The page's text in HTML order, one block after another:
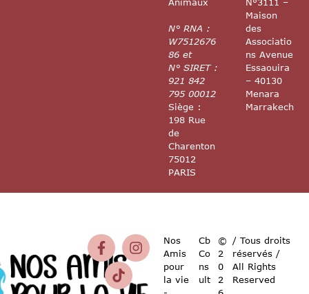
N° RNA :
W7512676
86 et
N° SIRET :
921 842
795 00012
Siège :
198 Rue
de
Charenton
75012
PARIS
N°3111 –
Maison
des
Associatio
ns Avenue
Essaouira
– 40130
Menara
Marrakech
Nos
Amis
pour
la vie
Cb
Co
ns
ult
©
2
0
2
/ Tous droits
réservés /
All Rights
Reserved